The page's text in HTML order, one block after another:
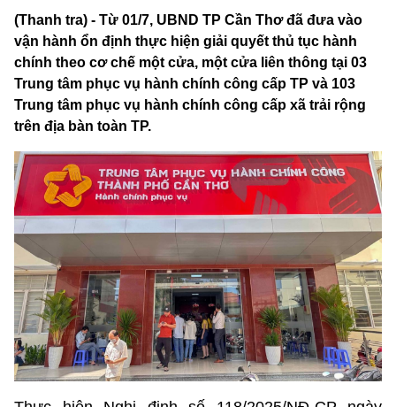
(Thanh tra) - Từ 01/7, UBND TP Cần Thơ đã đưa vào
vận hành ổn định thực hiện giải quyết thủ tục hành
chính theo cơ chế một cửa, một cửa liên thông tại 03
Trung tâm phục vụ hành chính công cấp TP và 103
Trung tâm phục vụ hành chính công cấp xã trải rộng
trên địa bàn toàn TP.